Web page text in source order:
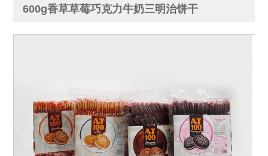
600g香草草莓巧克力牛奶三明治饼干